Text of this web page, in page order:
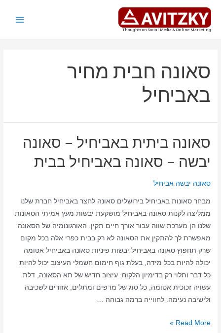
דילוג
לתוכן
Thoughts on Social Media & Online Marketing
סאונה חבית מחיר
באביחיל
סאונה ביתית באביחיל – סאונה
יבשה – סאונה באביחיל בבית
סאונה יבשה אביחיל
מבחר סאונות באביחיל בירושלים סאונה לחצר באביחיל חברת שלנו
ממליצה לקנות סאונה באביחיל מושקעת יבשות מעץ אמיתי הסאונות
שלנו הן מערכת שווה עבור אורך חיים תקין. האורגונומיה של הסאונה
מאפשרת לך להתקין את הסאונה לא רק בבית כפרי אלה בכל מקום
שרק תחפוץ סאונה באביחיל יבשות פיניות סאונה באביחיל אטומה
יכולה להיות בכל מידה, בעלת גוף חימום חשמלי העיצוב יכול להיות
כל דבר ותלוי רק בדימיון הלקוח: עיצוב חדיש של תא הסאונה, דלת
עשויה זכוכית אטומה, כל סוג של מדפים ומתלים, אזורים לשכיבה
ולישיבה נעימה. לחווייה ברמה גבוהה …
סאונה
Read More »